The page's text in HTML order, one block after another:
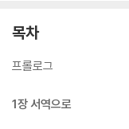
했듯 우리에게 중국을 넘
리더스원의 큰글자도서
목차
프롤로그
1장 서역으로